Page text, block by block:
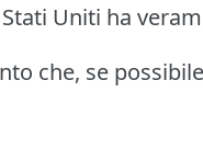
Uniti ha
che, se